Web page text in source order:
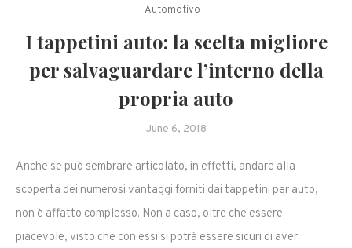
Automotivo
I tappetini auto: la scelta migliore
per salvaguardare l’interno della
propria auto
June 6, 2018
Anche se può sembrare articolato, in effetti, andare alla
scoperta dei numerosi vantaggi forniti dai tappetini per auto,
non è affatto complesso. Non a caso, oltre che essere
piacevole, visto che con essi si potrà essere sicuri di aver